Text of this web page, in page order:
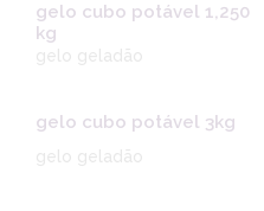
gelo cubo potável 1,250
kg
gelo cubo potável 3kg